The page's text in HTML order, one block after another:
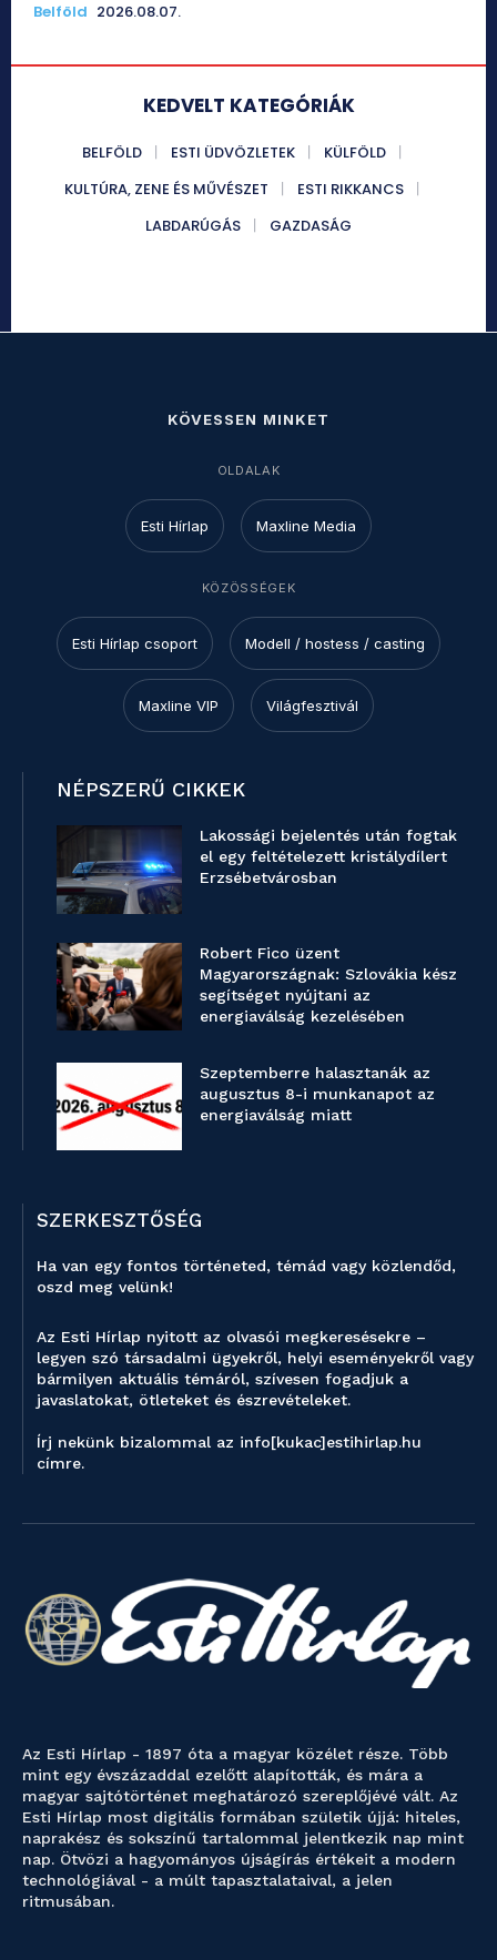
Belföld 2026.08.07.
KEDVELT KATEGÓRIÁK
BELFÖLD ESTI ÜDVÖZLETEK
KÜLFÖLD
KULTÚRA, ZENE ÉS MŰVÉSZET
ESTI RIKKANCS
LABDARÚGÁS
GAZDASÁG
KÖVESSEN MINKET
OLDALAK
Esti Hírlap Maxline Media
KÖZÖSSÉGEK
Esti Hírlap csoport Modell / hostess / casting
Maxline VIP Világfesztivál
NÉPSZERŰ CIKKEK
Lakossági bejelentés után fogtak
el egy feltételezett kristálydílert
Erzsébetvárosban
Robert Fico üzent
Magyarországnak: Szlovákia kész
segítséget nyújtani az
energiaválság kezelésében
Szeptemberre halasztanák az
augusztus 8-i munkanapot az
energiaválság miatt
SZERKESZTŐSÉG
Ha van egy fontos történeted, témád vagy közlendőd,
oszd meg velünk!
Az Esti Hírlap nyitott az olvasói megkeresésekre –
legyen szó társadalmi ügyekről, helyi eseményekről vagy
bármilyen aktuális témáról, szívesen fogadjuk a
javaslatokat, ötleteket és észrevételeket.
Írj nekünk bizalommal az info[kukac]estihirlap.hu
címre.
Az Esti Hírlap - 1897 óta a magyar közélet része. Több
mint egy évszázaddal ezelőtt alapították, és mára a
magyar sajtótörténet meghatározó szereplőjévé vált. Az
Esti Hírlap most digitális formában születik újjá: hiteles,
naprakész és sokszínű tartalommal jelentkezik nap mint
nap. Ötvözi a hagyományos újságírás értékeit a modern
technológiával - a múlt tapasztalataival, a jelen
ritmusában.